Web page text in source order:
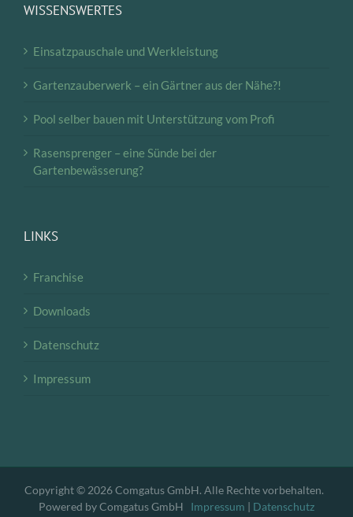
WISSENSWERTES
Einsatzpauschale und Werkleistung
Gartenzauberwerk – ein Gärtner aus der Nähe?!
Pool selber bauen mit Unterstützung vom Profi
Rasensprenger – eine Sünde bei der
Gartenbewässerung?
LINKS
Franchise
Downloads
Datenschutz
Impressum
Copyright © 2026 Comgatus GmbH. Alle Rechte vorbehalten.
Powered by Comgatus GmbH Impressum | Datenschutz